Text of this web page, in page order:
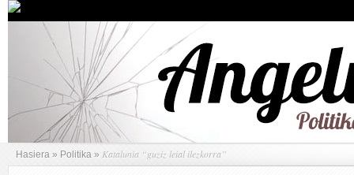
Hasiera » Politika » Katalunia “guziz leial ilezkorra”